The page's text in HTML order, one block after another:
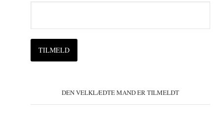
DEN VELKLÆDTE MAND ER TILMELDT